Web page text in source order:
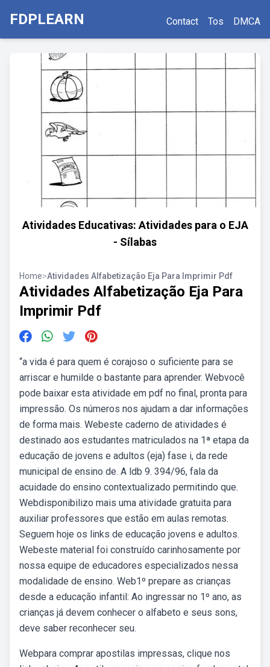
FDPLEARN Contact Tos DMCA
Atividades Educativas: Atividades para o EJA
- Sílabas
Home>Atividades Alfabetização Eja Para Imprimir Pdf
Atividades Alfabetização Eja Para
Imprimir Pdf
“a vida é para quem é corajoso o suficiente para se
arriscar e humilde o bastante para aprender. Webvocê
pode baixar esta atividade em pdf no final, pronta para
impressão. Os números nos ajudam a dar informações
de forma mais. Webeste caderno de atividades é
destinado aos estudantes matriculados na 1ª etapa da
educação de jovens e adultos (eja) fase i, da rede
municipal de ensino de. A ldb 9. 394/96, fala da
acuidade do ensino contextualizado permitindo que.
Webdisponibilizo mais uma atividade gratuita para
auxiliar professores que estão em aulas remotas.
Seguem hoje os links de educação jovens e adultos.
Webeste material foi construído carinhosamente por
nossa equipe de educadores especializados nessa
modalidade de ensino. Web1º prepare as crianças
desde a educação infantil: Ao ingressar no 1º ano, as
crianças já devem conhecer o alfabeto e seus sons,
deve saber reconhecer seu.
Webpara comprar apostilas impressas, clique nos